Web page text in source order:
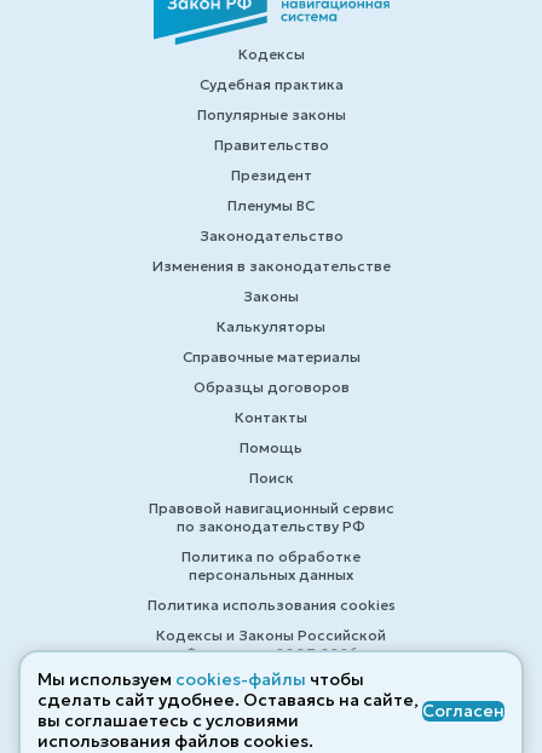
Кодексы
Судебная практика
Популярные законы
Правительство
Президент
Пленумы ВС
Законодательство
Изменения в законодательстве
Законы
Калькуляторы
Справочные материалы
Образцы договоров
Контакты
Помощь
Поиск
Правовой навигационный сервис
по законодательству РФ
Политика по обработке
персональных данных
Политика использования cookies
Кодексы и Законы Российской
Федерации 2007-2026
© ZAKONRF.INFO
Мы используем cookies-файлы чтобы
сделать сайт удобнее. Оставаясь на сайте,
вы соглашаетесь с условиями
использования файлов cооkies.
Согласен